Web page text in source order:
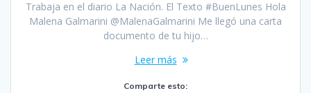
Trabaja en el diario La Nación. El Texto #BuenLunes Hola
Malena Galmarini @MalenaGalmarini Me llegó una carta
documento de tu hijo…
Leer más
Comparte esto: